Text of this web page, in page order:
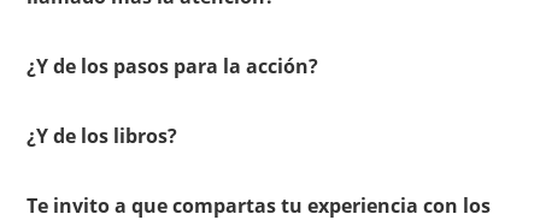
¿Y de los pasos para la acción?
¿Y de los libros?
Te invito a que compartas tu experiencia con los